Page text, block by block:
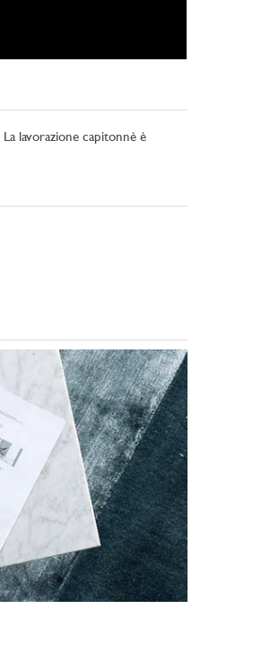
lavorazione capitonnè è